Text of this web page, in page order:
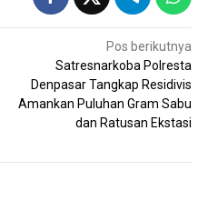
Pos berikutnya
Satresnarkoba Polresta
Denpasar Tangkap Residivis
Amankan Puluhan Gram Sabu
dan Ratusan Ekstasi